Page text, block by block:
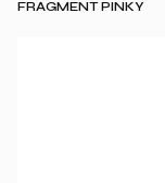
FRAGMENT PINKY